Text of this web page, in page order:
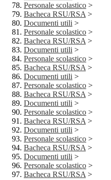
Personale scolastico >
Bacheca RSU/RSA >
Documenti utili >
Personale scolastico >
Bacheca RSU/RSA >
Documenti utili >
Personale scolastico >
Bacheca RSU/RSA >
Documenti utili >
Personale scolastico >
Bacheca RSU/RSA >
Documenti utili >
Personale scolastico >
Bacheca RSU/RSA >
Documenti utili >
Personale scolastico >
Bacheca RSU/RSA >
Documenti utili >
Personale scolastico >
Bacheca RSU/RSA >